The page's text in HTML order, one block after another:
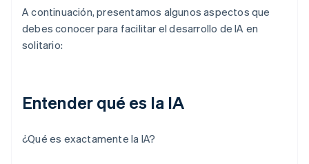
A continuación, presentamos algunos aspectos que
debes conocer para facilitar el desarrollo de IA en
solitario:
Entender qué es la IA
¿Qué es exactamente la IA?